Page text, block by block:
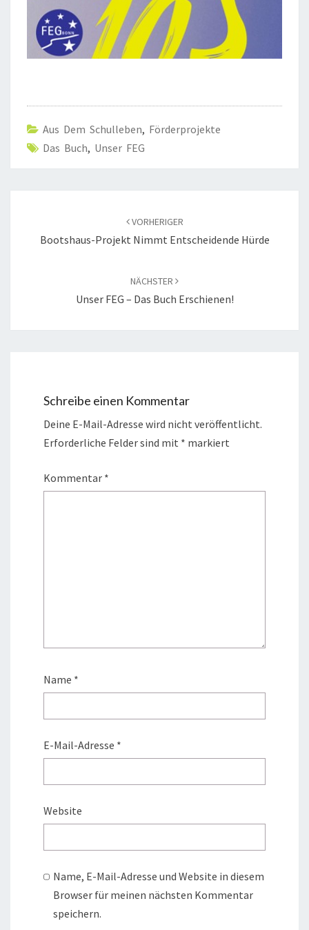
Aus Dem Schulleben, Förderprojekte
Das Buch, Unser FEG
VORHERIGER
Bootshaus-Projekt Nimmt Entscheidende Hürde
NÄCHSTER
Unser FEG – Das Buch Erschienen!
Schreibe einen Kommentar
Deine E-Mail-Adresse wird nicht veröffentlicht.
Erforderliche Felder sind mit * markiert
Kommentar *
Name *
E-Mail-Adresse *
Website
Name, E-Mail-Adresse und Website in diesem
Browser für meinen nächsten Kommentar
speichern.